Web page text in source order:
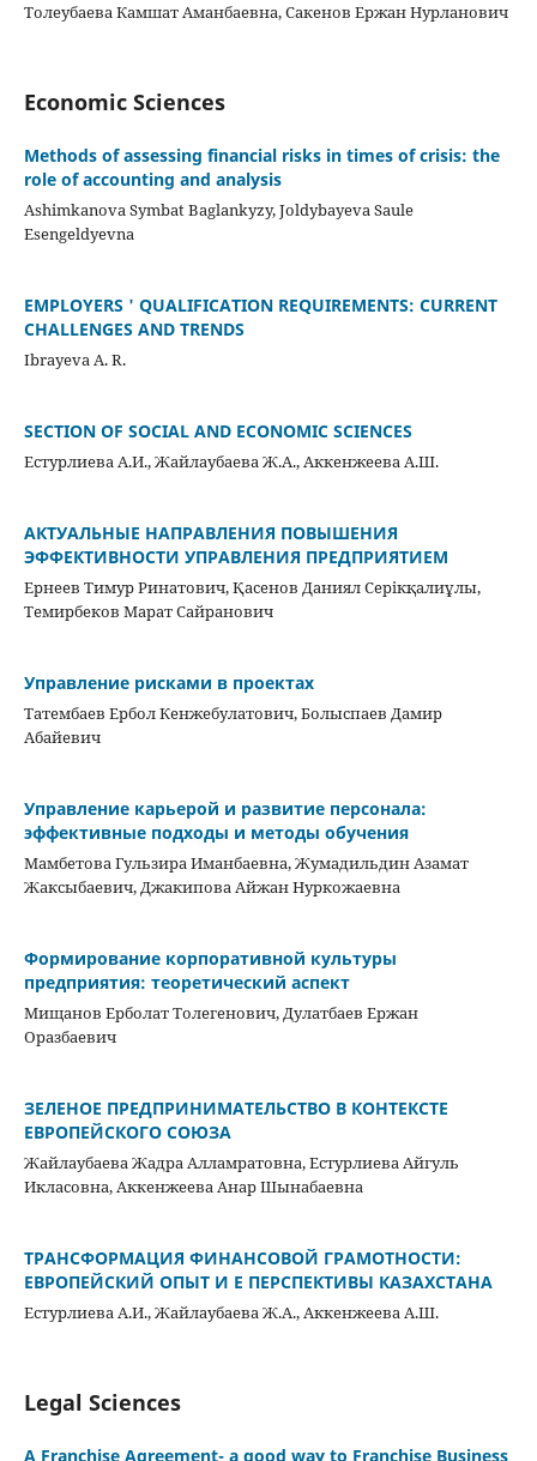
Толеубаева Камшат Аманбаевна, Сакенов Ержан Нурланович
Economic Sciences
Methods of assessing financial risks in times of crisis: the
role of accounting and analysis
Ashimkanova Symbat Baglankyzy, Joldybayeva Saule
Esengeldyevna
EMPLOYERS ' QUALIFICATION REQUIREMENTS: CURRENT
CHALLENGES AND TRENDS
Ibrayeva A. R.
SECTION OF SOCIAL AND ECONOMIC SCIENCES
Естурлиева А.И., Жайлаубаева Ж.А., Аккенжеева А.Ш.
АКТУАЛЬНЫЕ НАПРАВЛЕНИЯ ПОВЫШЕНИЯ
ЭФФЕКТИВНОСТИ УПРАВЛЕНИЯ ПРЕДПРИЯТИЕМ
Ернеев Тимур Ринатович, Қасенов Даниял Серікқалиұлы,
Темирбеков Марат Сайранович
Управление рисками в проектах
Татембаев Ербол Кенжебулатович, Болыспаев Дамир
Абайевич
Управление карьерой и развитие персонала:
эффективные подходы и методы обучения
Мамбетова Гульзира Иманбаевна, Жумадильдин Азамат
Жаксыбаевич, Джакипова Айжан Нуркожаевна
Формирование корпоративной культуры
предприятия: теоретический аспект
Мищанов Ерболат Толегенович, Дулатбаев Ержан
Оразбаевич
ЗЕЛЕНОЕ ПРЕДПРИНИМАТЕЛЬСТВО В КОНТЕКСТЕ
ЕВРОПЕЙСКОГО СОЮЗА
Жайлаубаева Жадра Алламратовна, Естурлиева Айгуль
Икласовна, Аккенжеева Анар Шынабаевна
ТРАНСФОРМАЦИЯ ФИНАНСОВОЙ ГРАМОТНОСТИ:
ЕВРОПЕЙСКИЙ ОПЫТ И Е ПЕРСПЕКТИВЫ КАЗАХСТАНА
Естурлиева А.И., Жайлаубаева Ж.А., Аккенжеева А.Ш.
Legal Sciences
A Franchise Agreement- a good way to Franchise Business